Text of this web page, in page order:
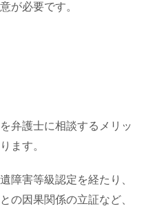
が必要です。
弁護士に相談するメリッ
ます。
障害等級認定を経たり、
の因果関係の立証など、